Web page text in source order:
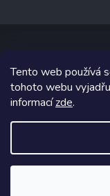
Tento web používá
tohoto webu
informacízde.
Copyright 2026
Grafický návrh